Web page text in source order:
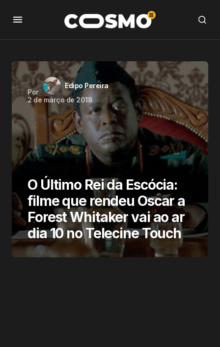
Por
Edipo Pereira
2 de março de 2018
O Último Rei da Escócia:
filme que rendeu Oscar a
Forest Whitaker vai ao ar
dia 10 no Telecine Touch